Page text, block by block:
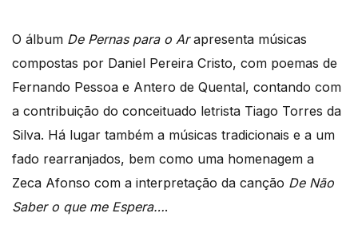
O álbum De Pernas para o Arapresenta músicas
compostas por Daniel Pereira Cristo, com poemas de
Fernando Pessoa e Antero de Quental, contando com
a contribuição do conceituado letrista Tiago Torres da
Silva. Há lugar também a músicas tradicionais e a um
fado rearranjados, bem como uma homenagem a
Zeca Afonso com a interpretação da canção De Não
Saber o que me Espera….